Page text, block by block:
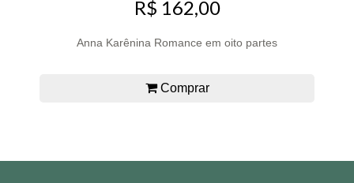
R$ 162,00
Anna Karênina Romance em oito partes
Comprar